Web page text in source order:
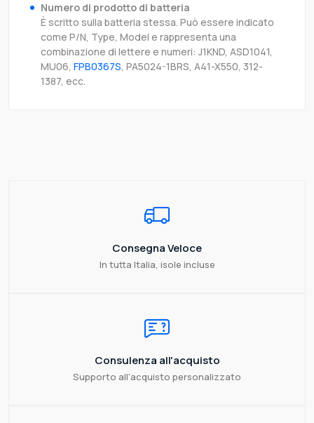
Numero di prodotto di batteria
È scritto sulla batteria stessa. Può essere indicato
come P/N, Type, Model e rappresenta una
combinazione di lettere e numeri: J1KND, ASD1041,
MU06, FPB0367S, PA5024-1BRS, A41-X550, 312-
1387, ecc.
Consegna Veloce
In tutta Italia, isole incluse
Consulenza all'acquisto
Supporto all'acquisto personalizzato